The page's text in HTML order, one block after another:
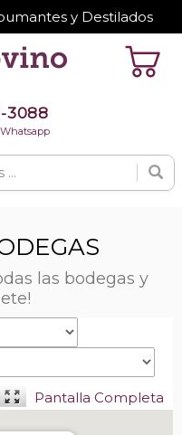
y Destilados
3088
las bodegas y
Pantalla Completa